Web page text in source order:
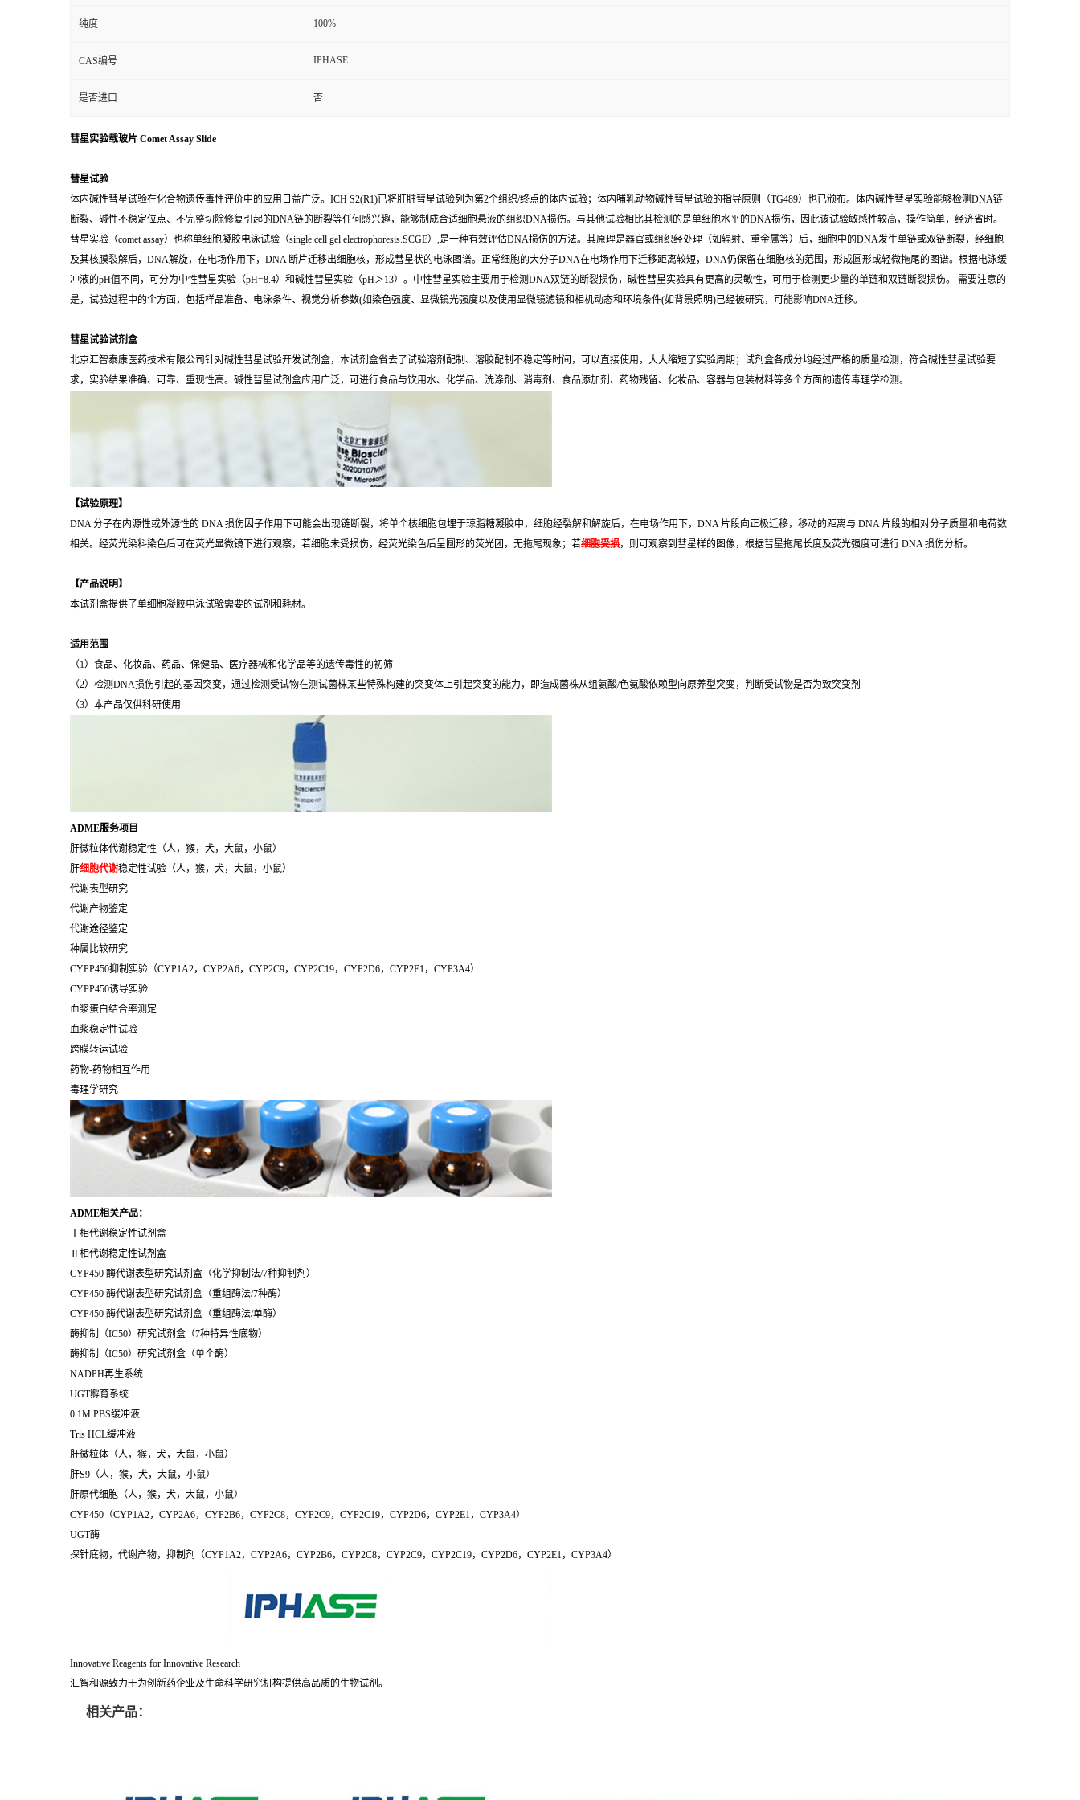
纯度 100%
CAS编号 IPHASE
是否进口 否
彗星实验载玻片 Comet Assay Slide
彗星试验
体内碱性彗星试验在化合物遗传毒性评价中的应用日益广泛。ICH S2(R1)已将肝脏彗星试验列为第2个组织/终点的体内试验；体内哺乳动物碱性彗星试验的指导原则（TG489）也已颁布。体内碱性彗星实验能够检测DNA链
断裂、碱性不稳定位点、不完整切除修复引起的DNA链的断裂等任何感兴趣，能够制成合适细胞悬液的组织DNA损伤。与其他试验相比其检测的是单细胞水平的DNA损伤，因此该试验敏感性较高，操作简单，经济省时。
彗星实验（comet assay）也称单细胞凝胶电泳试验（single cell gel electrophoresis.SCGE）,是一种有效评估DNA损伤的方法。其原理是器官或组织经处理（如辐射、重金属等）后，细胞中的DNA发生单链或双链断裂，经细胞
及其核膜裂解后，DNA解旋，在电场作用下，DNA 断片迁移出细胞核，形成彗星状的电泳图谱。正常细胞的大分子DNA在电场作用下迁移距离较短，DNA仍保留在细胞核的范围，形成圆形或轻微拖尾的图谱。根据电泳缓
冲液的pH值不同，可分为中性彗星实验（pH=8.4）和碱性彗星实验（pH＞13）。中性彗星实验主要用于检测DNA双链的断裂损伤，碱性彗星实验具有更高的灵敏性，可用于检测更少量的单链和双链断裂损伤。 需要注意的
是，试验过程中的个方面，包括样品准备、电泳条件、视觉分析参数(如染色强度、显微镜光强度以及使用显微镜滤镜和相机动态和环境条件(如背景照明)已经被研究，可能影响DNA迁移。
彗星试验试剂盒
北京汇智泰康医药技术有限公司针对碱性彗星试验开发试剂盒，本试剂盒省去了试验溶剂配制、溶胶配制不稳定等时间，可以直接使用，大大缩短了实验周期；试剂盒各成分均经过严格的质量检测，符合碱性彗星试验要
求，实验结果准确、可靠、重现性高。碱性彗星试剂盒应用广泛，可进行食品与饮用水、化学品、洗涤剂、消毒剂、食品添加剂、药物残留、化妆品、容器与包装材料等多个方面的遗传毒理学检测。
【试验原理】
DNA 分子在内源性或外源性的 DNA 损伤因子作用下可能会出现链断裂，将单个核细胞包埋于琼脂糖凝胶中，细胞经裂解和解旋后，在电场作用下，DNA 片段向正极迁移，移动的距离与 DNA 片段的相对分子质量和电荷数
相关。经荧光染料染色后可在荧光显微镜下进行观察，若细胞未受损伤，经荧光染色后呈圆形的荧光团，无拖尾现象；若细胞受损，则可观察到彗星样的图像，根据彗星拖尾长度及荧光强度可进行 DNA 损伤分析。
【产品说明】
本试剂盒提供了单细胞凝胶电泳试验需要的试剂和耗材。
适用范围
（1）食品、化妆品、药品、保健品、医疗器械和化学品等的遗传毒性的初筛
（2）检测DNA损伤引起的基因突变，通过检测受试物在测试菌株某些特殊构建的突变体上引起突变的能力，即造成菌株从组氨酸/色氨酸依赖型向原养型突变，判断受试物是否为致突变剂
（3）本产品仅供科研使用
ADME服务项目
肝微粒体代谢稳定性（人，猴，犬，大鼠，小鼠）
肝细胞代谢稳定性试验（人，猴，犬，大鼠，小鼠）
代谢表型研究
代谢产物鉴定
代谢途径鉴定
种属比较研究
CYPP450抑制实验（CYP1A2，CYP2A6，CYP2C9，CYP2C19，CYP2D6，CYP2E1，CYP3A4）
CYPP450诱导实验
血浆蛋白结合率测定
血浆稳定性试验
跨膜转运试验
药物-药物相互作用
毒理学研究
ADME相关产品：
Ⅰ相代谢稳定性试剂盒
Ⅱ相代谢稳定性试剂盒
CYP450 酶代谢表型研究试剂盒（化学抑制法/7种抑制剂）
CYP450 酶代谢表型研究试剂盒（重组酶法/7种酶）
CYP450 酶代谢表型研究试剂盒（重组酶法/单酶）
酶抑制（IC50）研究试剂盒（7种特异性底物）
酶抑制（IC50）研究试剂盒（单个酶）
NADPH再生系统
UGT孵育系统
0.1M PBS缓冲液
Tris HCL缓冲液
肝微粒体（人，猴，犬，大鼠，小鼠）
肝S9（人，猴，犬，大鼠，小鼠）
肝原代细胞（人，猴，犬，大鼠，小鼠）
CYP450（CYP1A2，CYP2A6，CYP2B6，CYP2C8，CYP2C9，CYP2C19，CYP2D6，CYP2E1，CYP3A4）
UGT酶
探针底物，代谢产物，抑制剂（CYP1A2，CYP2A6，CYP2B6，CYP2C8，CYP2C9，CYP2C19，CYP2D6，CYP2E1，CYP3A4）
Innovative Reagents for Innovative Research
汇智和源致力于为创新药企业及生命科学研究机构提供高品质的生物试剂。
相关产品：